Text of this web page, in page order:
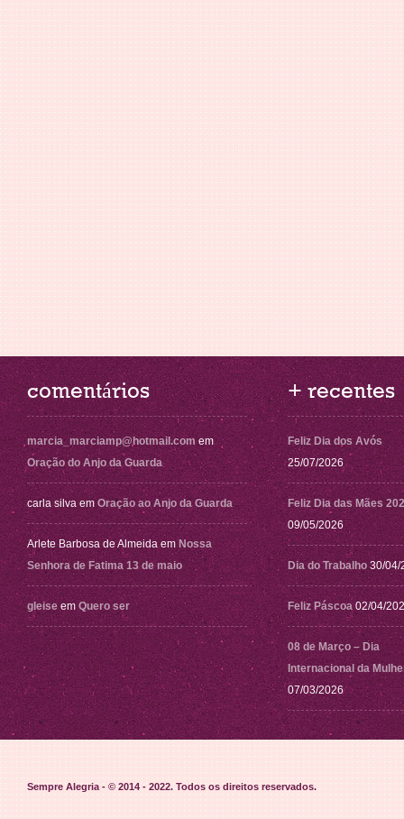
comentários
marcia_marciamp@hotmail.com em
Oração do Anjo da Guarda
carla silva em Oração ao Anjo da Guarda
Arlete Barbosa de Almeida em Nossa
Senhora de Fatima 13 de maio
gleise em Quero ser
+ recentes
Feliz Dia dos Avós
25/07/2026
Feliz Dia das Mães
09/05/2026
Dia do Trabalho 30/04/
Feliz Páscoa 02/04/
08 de Março – Dia
Internacional da
07/03/2026
Sempre Alegria - © 2014 - 2022. Todos os direitos reservados.